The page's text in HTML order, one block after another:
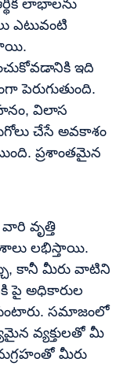
లాభాలను
ఎటువంటి
ఇది
విలాస
చేసే అవకాశం
ప్రశాంతమైన
వృత్తి
లభిస్తాయి.
కానీ మీరు వాటిని
పై అధికారుల
సమాజంలో
వ్యక్తులతో మీ
మీరు